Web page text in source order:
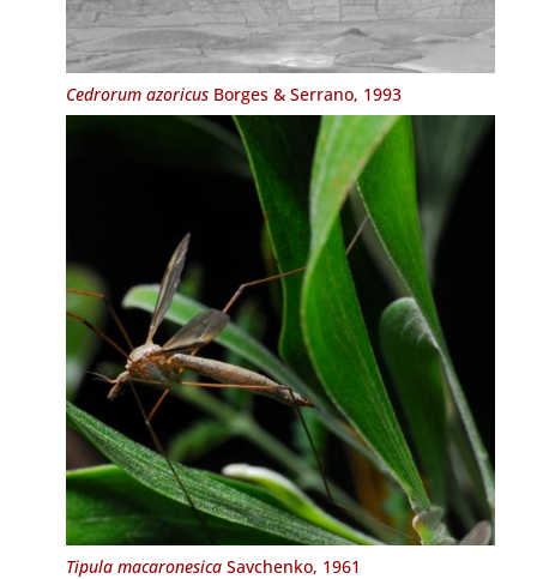
Cedrorum azoricusBorges & Serrano, 1993
Tipula macaronesicaSavchenko, 1961